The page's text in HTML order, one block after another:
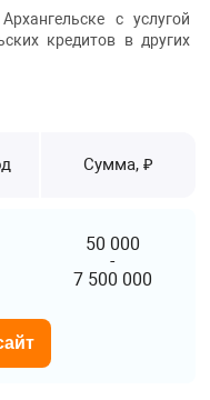
с услугой
кредитов в других
Сумма, ₽
50 000
-
7 500 000